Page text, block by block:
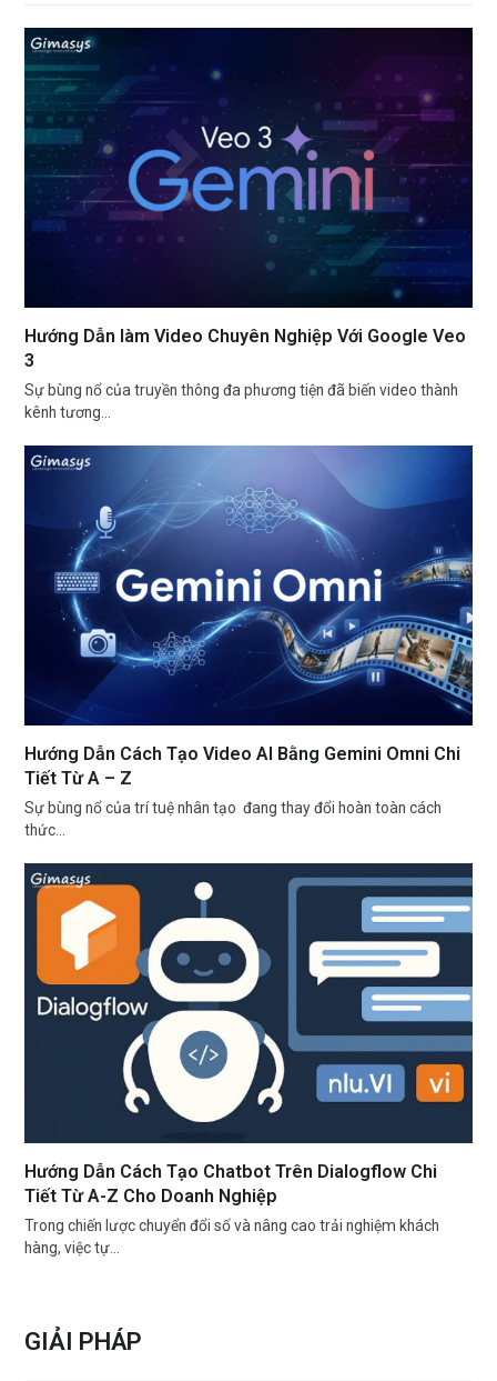
Hướng Dẫn làm Video Chuyên Nghiệp Với Google Veo
3
Sự bùng nổ của truyền thông đa phương tiện đã biến video thành
kênh tương…
Hướng Dẫn Cách Tạo Video AI Bằng Gemini Omni Chi
Tiết Từ A – Z
Sự bùng nổ của trí tuệ nhân tạo đang thay đổi hoàn toàn cách
thức…
Hướng Dẫn Cách Tạo Chatbot Trên Dialogflow Chi
Tiết Từ A-Z Cho Doanh Nghiệp
Trong chiến lược chuyển đổi số và nâng cao trải nghiệm khách
hàng, việc tự…
GIẢI PHÁP